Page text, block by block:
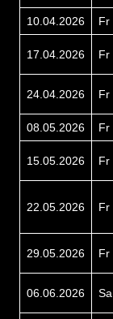
10.04.2026 Fr
17.04.2026 Fr
24.04.2026 Fr
08.05.2026 Fr
15.05.2026 Fr
22.05.2026 Fr
29.05.2026 Fr
06.06.2026 Sa